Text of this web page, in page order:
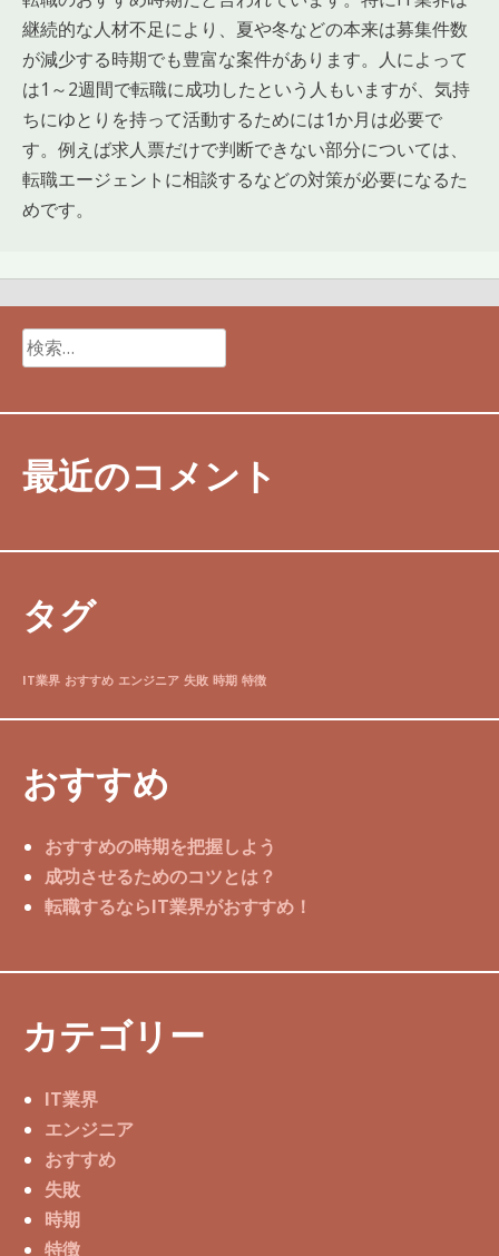
継続的な人材不足により、夏や冬などの本来は募集件数
が減少する時期でも豊富な案件があります。人によって
は1～2週間で転職に成功したという人もいますが、気持
ちにゆとりを持って活動するためには1か月は必要で
す。例えば求人票だけで判断できない部分については、
転職エージェントに相談するなどの対策が必要になるた
めです。
検
索:
最近のコメント
タグ
IT業界 おすすめ エンジニア 失敗 時期 特徴
おすすめ
おすすめの時期を把握しよう
成功させるためのコツとは？
転職するならIT業界がおすすめ！
カテゴリー
IT業界
エンジニア
おすすめ
失敗
時期
特徴